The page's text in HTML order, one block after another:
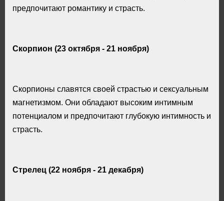
предпочитают романтику и страсть.
Скорпион (23 октября - 21 ноября)
Скорпионы славятся своей страстью и сексуальным
магнетизмом. Они обладают высоким интимным
потенциалом и предпочитают глубокую интимность и
страсть.
Стрелец (22 ноября - 21 декабря)